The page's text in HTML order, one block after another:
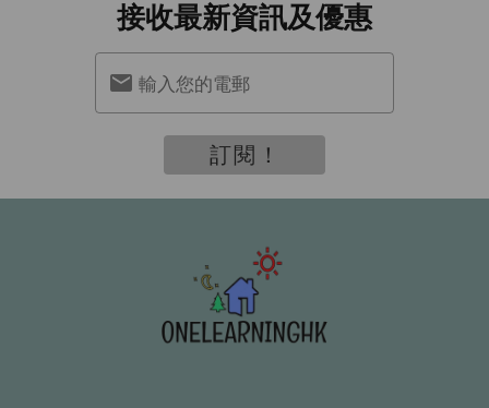
接收最新資訊及優惠
輸入您的電郵
訂閱！